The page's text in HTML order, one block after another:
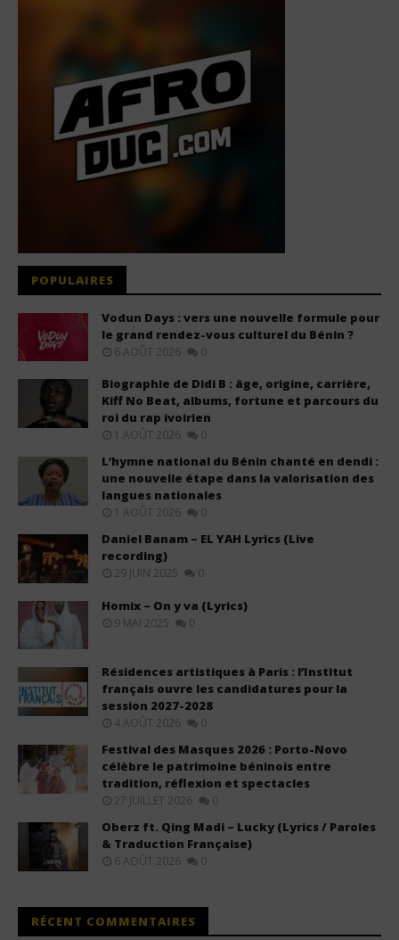
POPULAIRES
Vodun Days : vers une nouvelle formule pour
le grand rendez-vous culturel du Bénin ?
6 AOÛT 2026 0
Biographie de Didi B : âge, origine, carrière,
Kiff No Beat, albums, fortune et parcours du
roi du rap ivoirien
1 AOÛT 2026 0
L’hymne national du Bénin chanté en dendi :
une nouvelle étape dans la valorisation des
langues nationales
1 AOÛT 2026 0
Daniel Banam – EL YAH Lyrics (Live
recording)
29 JUIN 2025 0
Homix – On y va (Lyrics)
9 MAI 2025 0
Résidences artistiques à Paris : l’Institut
français ouvre les candidatures pour la
session 2027-2028
4 AOÛT 2026 0
Festival des Masques 2026 : Porto-Novo
célèbre le patrimoine béninois entre
tradition, réflexion et spectacles
27 JUILLET 2026 0
Oberz ft. Qing Madi – Lucky (Lyrics / Paroles
& Traduction Française)
6 AOÛT 2026 0
RÉCENT COMMENTAIRES